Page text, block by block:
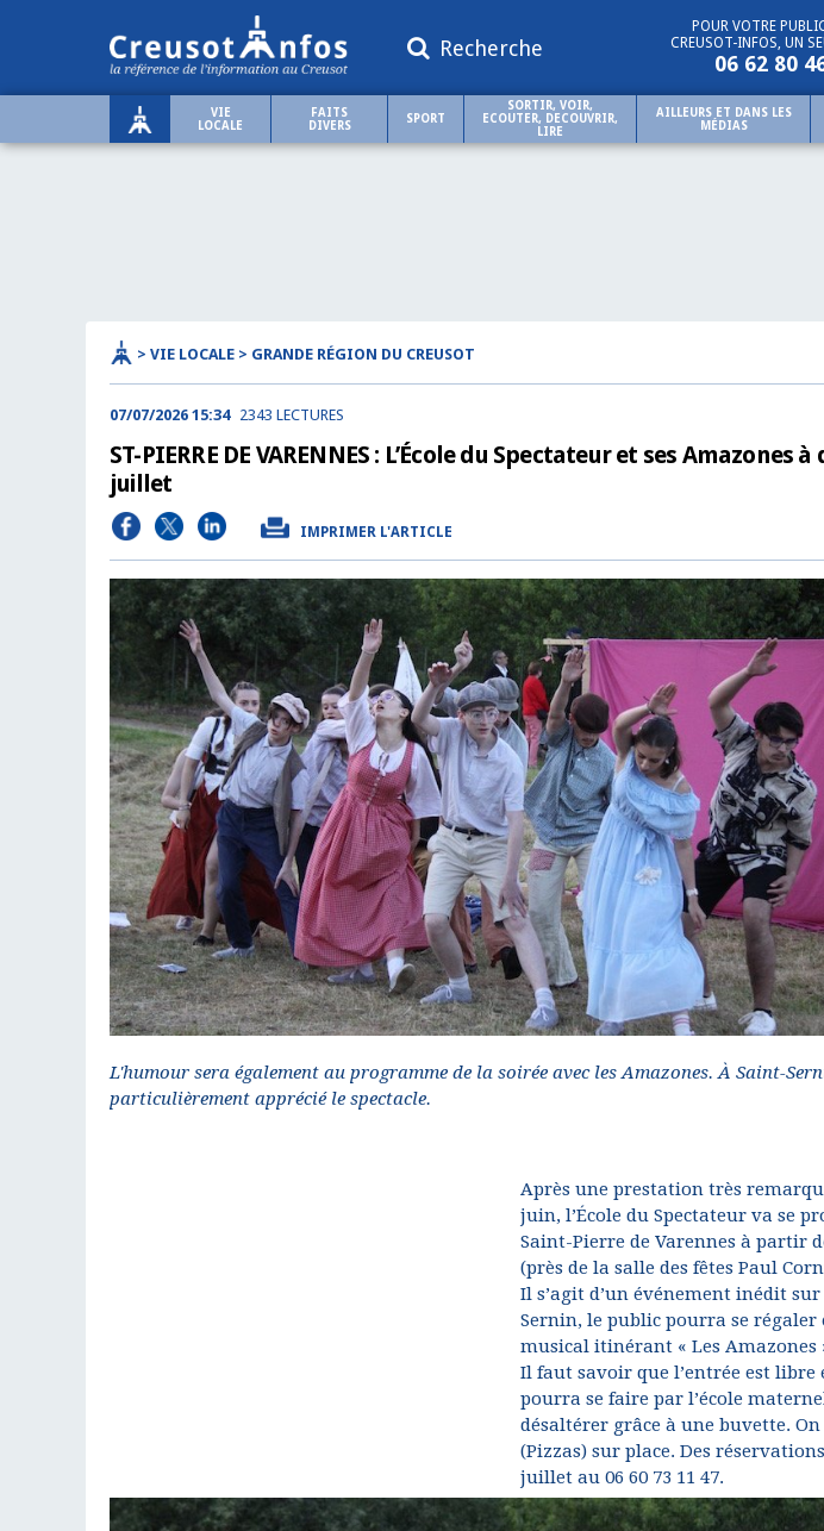
Recherche
POUR VOTRE
CREUSOT-INFOS, UN
06 62 80
VIE
LOCALE
FAITS
DIVERS
SPORT
SORTIR, VOIR,
ECOUTER, DECOUVRIR,
LIRE
AILLEURS ET DANS LES
MÉDIAS
> VIE LOCALE > GRANDE RÉGION DU CREUSOT
07/07/2026 15:34 2343 LECTURES
ST-PIERRE DE VARENNES : L’École du Spectateur et ses Amazones
juillet
IMPRIMER L'ARTICLE
L'humour sera également au programme de la soirée avec les Amazones. À Saint-
particulièrement apprécié le spectacle.
Après une prestation très
juin, l’École du Spectateur va se
Saint-Pierre de Varennes à partir
(près de la salle des fêtes Paul
Il s’agit d’un événement inédit
Sernin, le public pourra se régaler
musical itinérant « Les Amazones
Il faut savoir que l’entrée est libre
pourra se faire par l’école
désaltérer grâce à une buvette.
(Pizzas) sur place. Des
juillet au 06 60 73 11 47.